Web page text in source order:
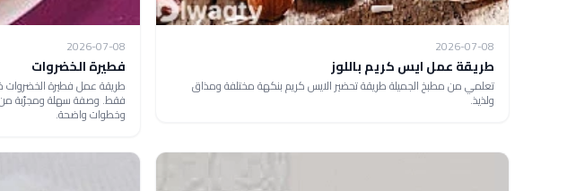
2026-07-08
طريقة عمل ايس كريم باللوز
تعلمي من مطبخ الجميلة طريقة تحضير الايس كريم بنكهة مختلفة ومذاق
ولذيذ.
2026-07-08
فطيرة الخضروات
وخطوات واضحة.